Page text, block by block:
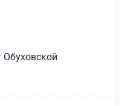
Обуховской